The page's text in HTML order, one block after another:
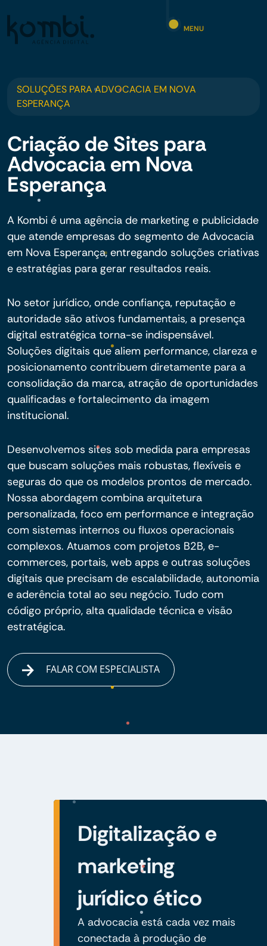
MENU
SOLUÇÕES PARA ADVOCACIA EM NOVA
ESPERANÇA
Criação de Sites para
Advocacia em Nova
Esperança
A Kombi é uma agência de marketing e publicidade
que atende empresas do segmento de Advocacia
em Nova Esperança, entregando soluções criativas
e estratégias para gerar resultados reais.
No setor jurídico, onde confiança, reputação e
autoridade são ativos fundamentais, a presença
digital estratégica torna-se indispensável.
Soluções digitais que aliem performance, clareza e
posicionamento contribuem diretamente para a
consolidação da marca, atração de oportunidades
qualificadas e fortalecimento da imagem
institucional.
Desenvolvemos sites sob medida para empresas
que buscam soluções mais robustas, flexíveis e
seguras do que os modelos prontos de mercado.
Nossa abordagem combina arquitetura
personalizada, foco em performance e integração
com sistemas internos ou fluxos operacionais
complexos. Atuamos com projetos B2B, e-
commerces, portais, web apps e outras soluções
digitais que precisam de escalabilidade, autonomia
e aderência total ao seu negócio. Tudo com
código próprio, alta qualidade técnica e visão
estratégica.
FALAR COM ESPECIALISTA
Digitalização e
marketing
jurídico ético
A advocacia está cada vez mais
conectada à produção de